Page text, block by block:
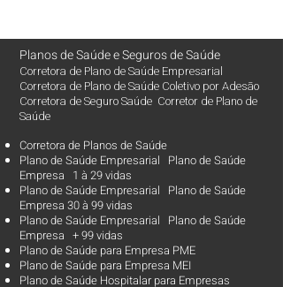
Planos de SaúdeeSeguros de Saúde
Corretora de Plano de Saúde Empresarial
Corretora de Plano de Saúde Coletivo por Adesão
Corretora de Seguro Saúde Corretor de Plano de
Saúde
Corretora de Planos de Saúde
Plano de Saúde Empresarial Plano de Saúde
Empresa 1 à 29 vidas
Plano de Saúde Empresarial Plano de Saúde
Empresa 30 à 99 vidas ​
Plano de Saúde Empresarial Plano de Saúde
Empresa + 99 vidas
Plano de Saúde para Empresa PME
Plano de Saúde para Empresa MEI
Plano de Saúde Hospitalar para Empresas